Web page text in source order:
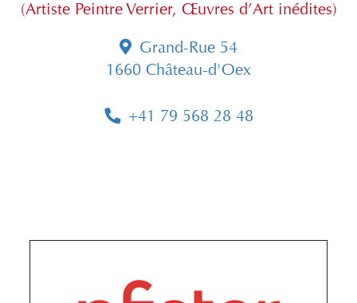
(Artiste Peintre Verrier, Œuvres d’Art inédites)
Grand-Rue 54
1660 Château-d'Oex
+41 79 568 28 48